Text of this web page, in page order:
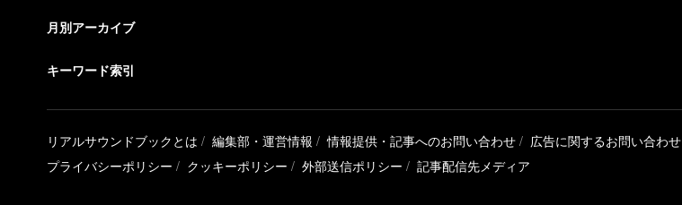
月別アーカイブ
キーワード索引
リアルサウンドブックとは 編集部・運営情報 情報提供・記事へのお問い合わせ 広告に関するお問い合わせ
プライバシーポリシー
クッキーポリシー 外部送信ポリシー 記事配信先メディア